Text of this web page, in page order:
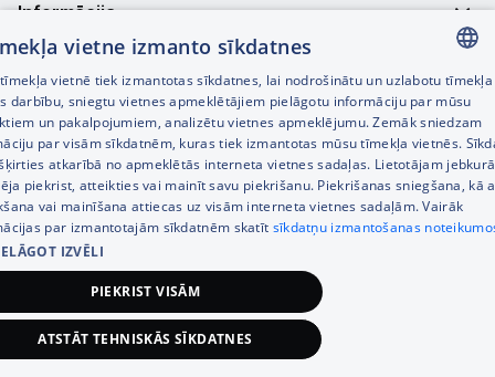
75,00€
Informācija
Noderīgas saites
© SIA Tet 2026 -
LATVIAN
RUSSIAN
ENGLISH
vietne izmanto sīkdatnes
vietnē tiek izmantotas sīkdatnes, lai nodrošinātu un uzlabotu tīmekļa
darbību, sniegtu vietnes apmeklētājiem pielāgotu informāciju par mūsu
un pakalpojumiem, analizētu vietnes apmeklējumu. Zemāk sniedzam
par visām sīkdatnēm, kuras tiek izmantotas mūsu tīmekļa vietnēs.
atkarībā no apmeklētās interneta vietnes sadaļas. Lietotājam
piekrist, atteikties vai mainīt savu piekrišanu. Piekrišanas sniegšana, kā
vai mainīšana attiecas uz visām interneta vietnes sadaļām. Vairāk
par izmantotajām sīkdatnēm skatīt sīkdatņu izmantošanas
IZVĒLI
PIEKRIST VISĀM
ATSTĀT TEHNISKĀS SĪKDATNES